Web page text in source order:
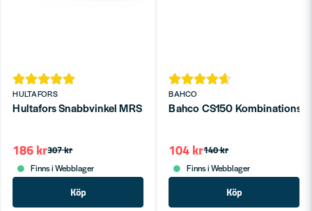
HULTAFORS
Hultafors Snabbvinkel MRS 257010
307 kr
186 kr
Finns i Webblager
Köp
BAHCO
Bahco CS150
140 kr
104 kr
Finns i Webblager
Köp